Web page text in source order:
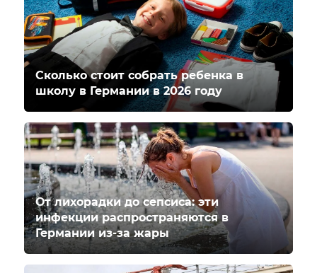
Сколько стоит собрать ребенка в
школу в Германии в 2026 году
От лихорадки до сепсиса: эти
инфекции распространяются в
Германии из-за жары